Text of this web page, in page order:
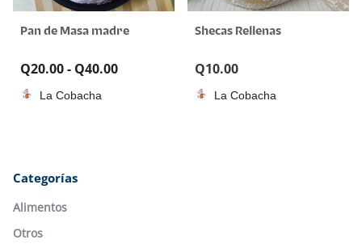
Categorías
Alimentos
Otros
Pan de Masa madre
Q20.00- Q40.00
La Cobacha
Shecas Rellenas
Q10.00
La Cobacha